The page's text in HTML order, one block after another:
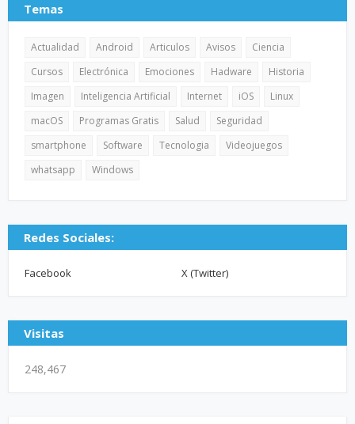
Temas
Actualidad Android Articulos Avisos
Ciencia
Cursos
Electrónica Emociones Hadware
Historia
Imagen
Inteligencia Artificial Internet iOS
Linux
macOS
Programas Gratis Salud
Seguridad
smartphone
Software Tecnologia
Videojuegos
whatsapp
Windows
Redes Sociales:
Facebook X (Twitter)
Visitas
248,467